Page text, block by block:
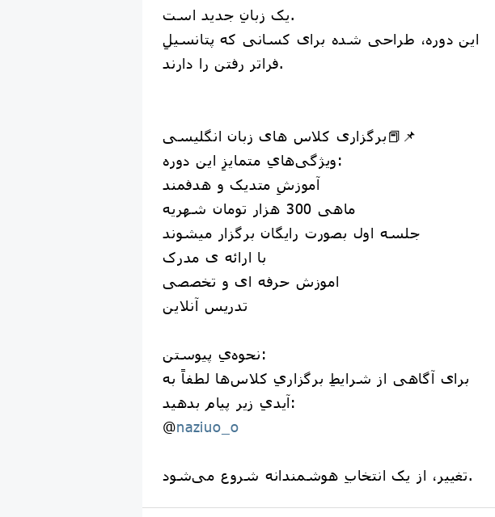
یک زبانِ جدید است.
این دوره، طراحی شده برای کسانی که پتانسیلِ
فراتر رفتن را دارند.
برگزاری کلاس های زبان انگلیسی📕📌
ویژگی‌هایِ متمایزِ این دوره:
آموزشِ متدیک و هدفمند
ماهی 300 هزار تومان شهریه
جلسه اول بصورت رایگان برگزار میشوند
با ارائه ی مدرک
اموزش حرفه ای و تخصصی
تدریس آنلاین
نحوه‌یِ پیوستن:
برای آگاهی از شرایطِ برگزاریِ کلاس‌ها لطفاً به
آیدیِ زیر پیام بدهید:
@naziuo_o
تغییر، از یک انتخابِ هوشمندانه شروع می‌شود.